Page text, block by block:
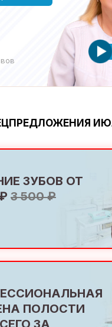
ЗУБОВ ОТ
3 500 ₽
ПОЛОСТИ